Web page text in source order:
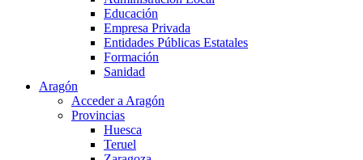
Educación
Empresa Privada
Entidades Públicas Estatales
Formación
Sanidad
Aragón
Acceder a Aragón
Provincias
Huesca
Teruel